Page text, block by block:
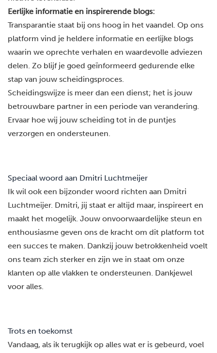
Eerlijke informatie en inspirerende blogs:
Transparantie staat bij ons hoog in het vaandel. Op ons
platform vind je heldere informatie en eerlijke blogs
waarin we oprechte verhalen en waardevolle adviezen
delen. Zo blijf je goed geïnformeerd gedurende elke
stap van jouw scheidingsproces.
Scheidingswijze is meer dan een dienst; het is jouw
betrouwbare partner in een periode van verandering.
Ervaar hoe wij jouw scheiding tot in de puntjes
verzorgen en ondersteunen.
Speciaal woord aan Dmitri Luchtmeijer
Ik wil ook een bijzonder woord richten aan Dmitri
Luchtmeijer. Dmitri, jij staat er altijd maar, inspireert en
maakt het mogelijk. Jouw onvoorwaardelijke steun en
enthousiasme geven ons de kracht om dit platform tot
een succes te maken. Dankzij jouw betrokkenheid voelt
ons team zich sterker en zijn we in staat om onze
klanten op alle vlakken te ondersteunen. Dankjewel
voor alles.
Trots en toekomst
Vandaag, als ik terugkijk op alles wat er is gebeurd, voel